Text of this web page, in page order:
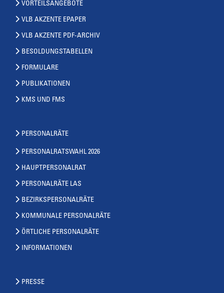
VORTEILSANGEBOTE
VLB AKZENTE EPAPER
VLB AKZENTE PDF-ARCHIV
BESOLDUNGSTABELLEN
FORMULARE
PUBLIKATIONEN
KMS UND FMS
PERSONALRÄTE
PERSONALRATSWAHL 2026
HAUPTPERSONALRAT
PERSONALRÄTE LAS
BEZIRKSPERSONALRÄTE
KOMMUNALE PERSONALRÄTE
ÖRTLICHE PERSONALRÄTE
INFORMATIONEN
PRESSE